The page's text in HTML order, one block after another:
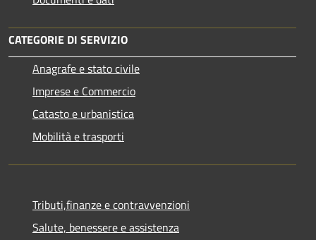
CATEGORIE DI SERVIZIO
Anagrafe e stato civile
Imprese e Commercio
Catasto e urbanistica
Mobilità e trasporti
Tributi,finanze e contravvenzioni
Salute, benessere e assistenza